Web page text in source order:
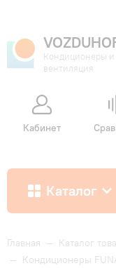
Кондиционеры и
вентиляция
Кабинет
Каталог
Как купить
Главная — Каталог
— Кондиционеры